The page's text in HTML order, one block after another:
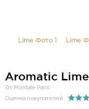
Aromatic Lime
От Montale Paris
Оценка покупателей